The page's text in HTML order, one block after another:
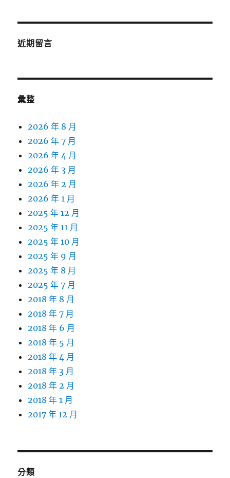
近期留言
彙整
2026 年 8 月
2026 年 7 月
2026 年 4 月
2026 年 3 月
2026 年 2 月
2026 年 1 月
2025 年 12 月
2025 年 11 月
2025 年 10 月
2025 年 9 月
2025 年 8 月
2025 年 7 月
2018 年 8 月
2018 年 7 月
2018 年 6 月
2018 年 5 月
2018 年 4 月
2018 年 3 月
2018 年 2 月
2018 年 1 月
2017 年 12 月
分類